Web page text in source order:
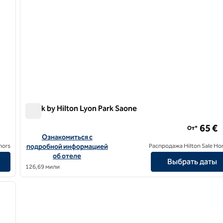
Spark by Hilton Lyon Park Saone
Посмотреть информацию об отеле Spark by Hilton Lyon
Ознакомиться с
подробной информацией
об отеле
126,69 мили
От* 65 €
Распродажа Hilton Sale
Выбрать даты
12
следующее изображение